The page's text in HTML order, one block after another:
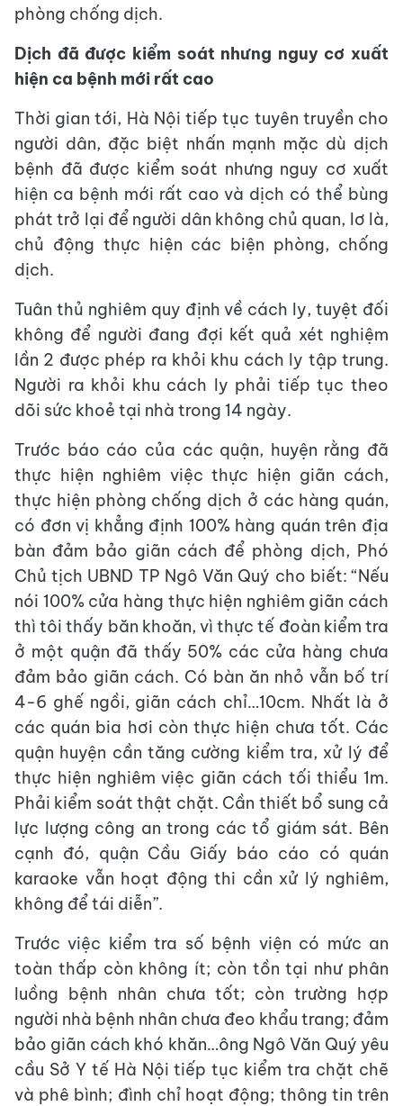
phòng chống dịch.
Dịch đã được kiểm soát nhưng nguy cơ xuất
hiện ca bệnh mới rất cao
Thời gian tới, Hà Nội tiếp tục tuyên truyền cho
người dân, đặc biệt nhấn mạnh mặc dù dịch
bệnh đã được kiểm soát nhưng nguy cơ xuất
hiện ca bệnh mới rất cao và dịch có thể bùng
phát trở lại để người dân không chủ quan, lơ là,
chủ động thực hiện các biện phòng, chống
dịch.
Tuân thủ nghiêm quy định về cách ly, tuyệt đối
không để người đang đợi kết quả xét nghiệm
lần 2 được phép ra khỏi khu cách ly tập trung.
Người ra khỏi khu cách ly phải tiếp tục theo
dõi sức khoẻ tại nhà trong 14 ngày.
Trước báo cáo của các quận, huyện rằng đã
thực hiện nghiêm việc thực hiện giãn cách,
thực hiện phòng chống dịch ở các hàng quán,
có đơn vị khẳng định 100% hàng quán trên địa
bàn đảm bảo giãn cách để phòng dịch, Phó
Chủ tịch UBND TP Ngô Văn Quý cho biết: “Nếu
nói 100% cửa hàng thực hiện nghiêm giãn cách
thì tôi thấy băn khoăn, vì thực tế đoàn kiểm tra
ở một quận đã thấy 50% các cửa hàng chưa
đảm bảo giãn cách. Có bàn ăn nhỏ vẫn bố trí
4-6 ghế ngồi, giãn cách chỉ…10cm. Nhất là ở
các quán bia hơi còn thực hiện chưa tốt. Các
quận huyện cần tăng cường kiểm tra, xử lý để
thực hiện nghiêm việc giãn cách tối thiểu 1m.
Phải kiểm soát thật chặt. Cần thiết bổ sung cả
lực lượng công an trong các tổ giám sát. Bên
cạnh đó, quận Cầu Giấy báo cáo có quán
karaoke vẫn hoạt động thi cần xử lý nghiêm,
không để tái diễn”.
Trước việc kiểm tra số bệnh viện có mức an
toàn thấp còn không ít; còn tồn tại như phân
luồng bệnh nhân chưa tốt; còn trường hợp
người nhà bệnh nhân chưa đeo khẩu trang; đảm
bảo giãn cách khó khăn…ông Ngô Văn Quý yêu
cầu Sở Y tế Hà Nội tiếp tục kiểm tra chặt chẽ
và phê bình; đình chỉ hoạt động; thông tin trên